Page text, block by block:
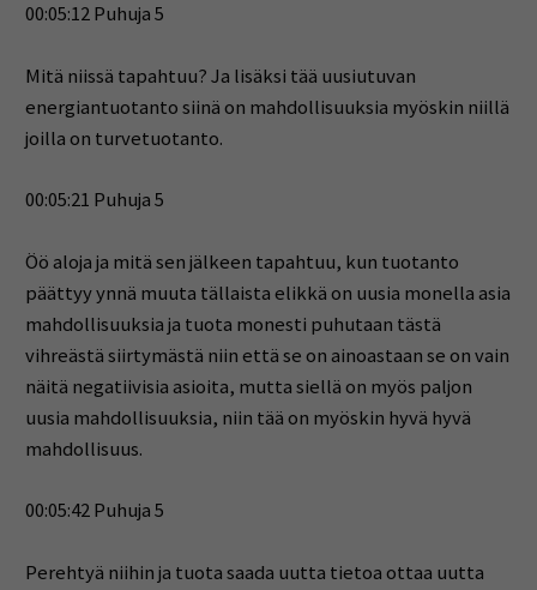
00:05:12 Puhuja 5
Mitä niissä tapahtuu? Ja lisäksi tää uusiutuvan
energiantuotanto siinä on mahdollisuuksia myöskin niillä
joilla on turvetuotanto.
00:05:21 Puhuja 5
Öö aloja ja mitä sen jälkeen tapahtuu, kun tuotanto
päättyy ynnä muuta tällaista elikkä on uusia monella asia
mahdollisuuksia ja tuota monesti puhutaan tästä
vihreästä siirtymästä niin että se on ainoastaan se on vain
näitä negatiivisia asioita, mutta siellä on myös paljon
uusia mahdollisuuksia, niin tää on myöskin hyvä hyvä
mahdollisuus.
00:05:42 Puhuja 5
Perehtyä niihin ja tuota saada uutta tietoa ottaa uutta